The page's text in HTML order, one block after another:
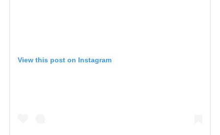
View this post on Instagram